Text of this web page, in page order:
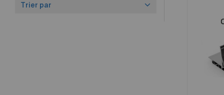
Trier par